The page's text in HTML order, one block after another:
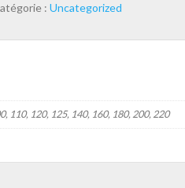
: Uncategorized
110, 120, 125, 140, 160, 180, 200, 220